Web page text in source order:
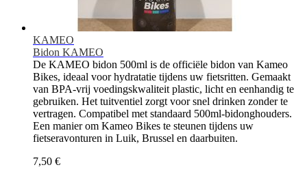
KAMEO
Bidon KAMEO
De KAMEO bidon 500ml is de officiële bidon van Kameo
Bikes, ideaal voor hydratatie tijdens uw fietsritten. Gemaakt
van BPA-vrij voedingskwaliteit plastic, licht en eenhandig te
gebruiken. Het tuitventiel zorgt voor snel drinken zonder te
vertragen. Compatibel met standaard 500ml-bidonghouders.
Een manier om Kameo Bikes te steunen tijdens uw
fietseravonturen in Luik, Brussel en daarbuiten.
7,50 €